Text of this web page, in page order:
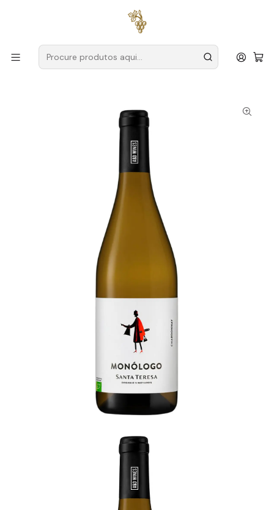
para encomendas a partir de
Produtores Vinho Verde
A&D Wines
A&D Wines Monólogo Chardonnay Magnum 2022 Vinho
Verde Branco 1.5L